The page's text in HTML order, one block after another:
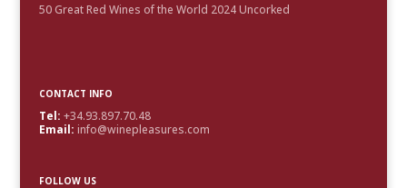
50 Great Red Wines of the World 2024 Uncorked
CONTACT INFO
Tel: +34.93.897.70.48
Email: info@winepleasures.com
FOLLOW US